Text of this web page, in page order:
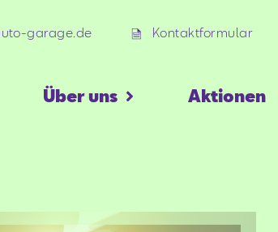
garage.de
Kontaktformular
Über uns Aktionen